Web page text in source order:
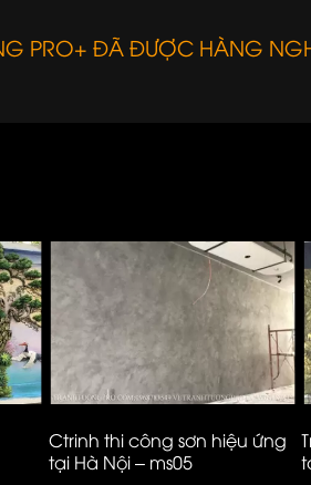
PRO+ ĐÃ ĐƯỢC HÀNG
Ctrinh thi công sơn hiệu ứng
tại Hà Nội – ms05